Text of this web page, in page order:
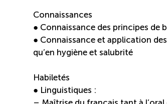
Connaissances
● Connaissance des principes de
● Connaissance et application
qu’en hygiène et salubrité
Habiletés
● Linguistiques :